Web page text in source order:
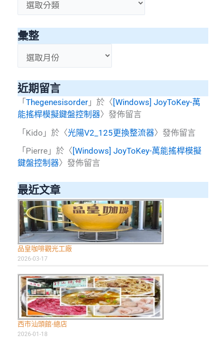
類
彙整
整
近期留言
「 Thegenesisorder 」於〈[Windows] JoyToKey-萬
能搖桿模擬鍵盤控制器〉發佈留言
「 Kido 」於〈光陽V2_125更換整流器〉發佈留言
「 Pierre 」於〈 [Windows] JoyToKey-萬能搖桿模擬
鍵盤控制器〉發佈留言
最近文章
品皇咖啡觀光工廠
2026-03-17
西市汕頭館-總店
2026-01-18